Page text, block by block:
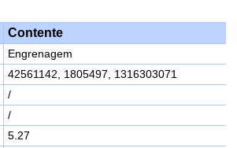
Contente
Engrenagem
42561142, 1805497, 1316303071
/
/
5.27